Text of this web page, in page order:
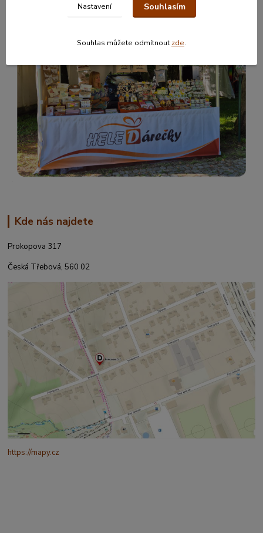
Kde nás najdete
Prokopova 317
Česká Třebová, 560 02
https://mapy.cz
Nastavení Souhlasím
Souhlas můžete odmítnout zde.